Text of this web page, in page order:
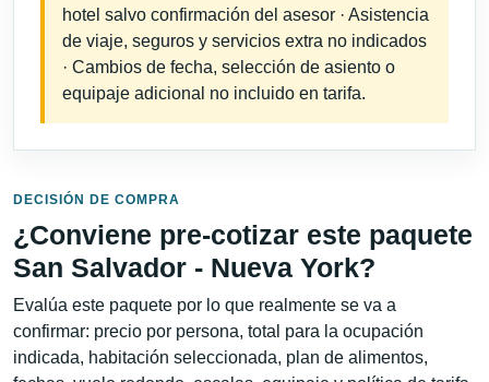
hotel salvo confirmación del asesor · Asistencia
de viaje, seguros y servicios extra no indicados
· Cambios de fecha, selección de asiento o
equipaje adicional no incluido en tarifa.
DECISIÓN DE COMPRA
¿Conviene pre-cotizar este paquete
San Salvador - Nueva York?
Evalúa este paquete por lo que realmente se va a
confirmar: precio por persona, total para la ocupación
indicada, habitación seleccionada, plan de alimentos,